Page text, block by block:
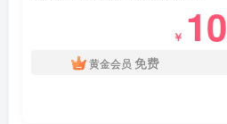
￥ 10
黄金会员 免费